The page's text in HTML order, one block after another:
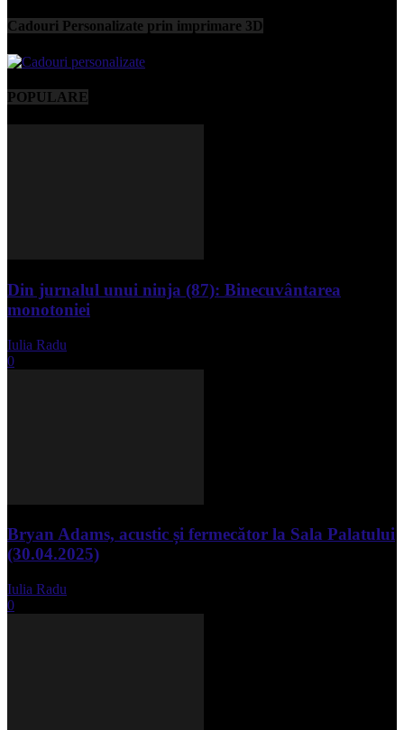
Cadouri Personalizate prin imprimare 3D
POPULARE
Din jurnalul unui ninja (87): Binecuvântarea
monotoniei
Iulia Radu
0
Bryan Adams, acustic și fermecător la Sala Palatului
(30.04.2025)
Iulia Radu
0